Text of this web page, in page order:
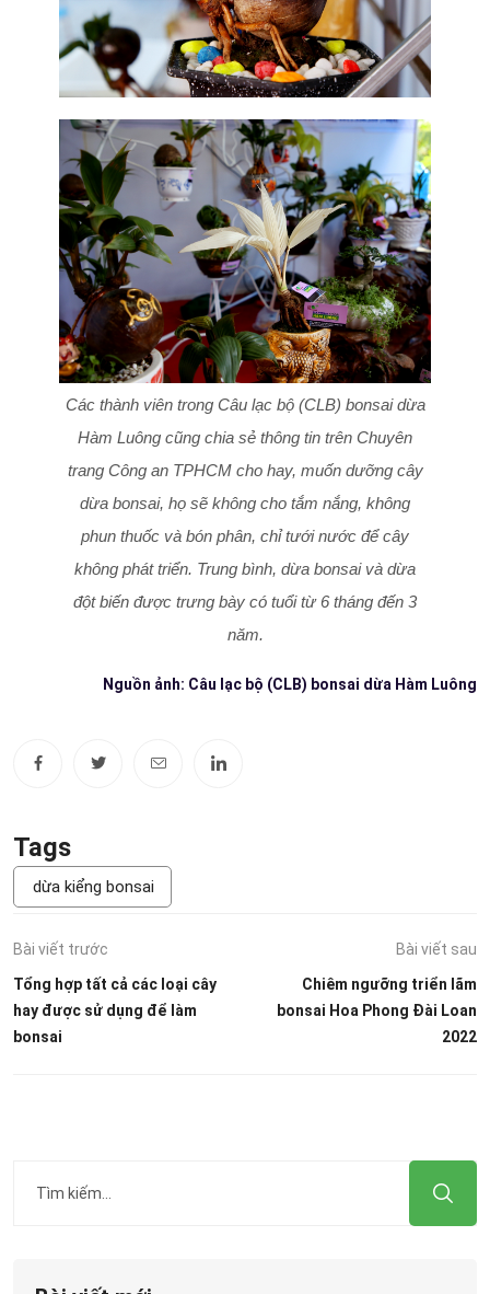
Các thành viên trong Câu lạc bộ (CLB) bonsai dừa
Hàm Luông cũng chia sẻ thông tin trên Chuyên
trang Công an TPHCM cho hay, muốn dưỡng cây
dừa bonsai, họ sẽ không cho tắm nắng, không
phun thuốc và bón phân, chỉ tưới nước để cây
không phát triển. Trung bình, dừa bonsai và dừa
đột biến được trưng bày có tuổi từ 6 tháng đến 3
năm.
Nguồn ảnh: Câu lạc bộ (CLB) bonsai dừa Hàm Luông
Tags
dừa kiểng bonsai
Bài viết trước
Tổng hợp tất cả các loại cây
hay được sử dụng để làm
bonsai
Bài viết sau
Chiêm ngưỡng triển lãm
bonsai Hoa Phong Đài Loan
2022